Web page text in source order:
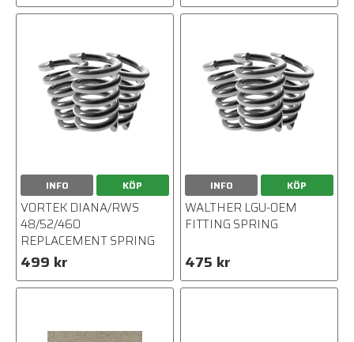
INFO KÖP
VORTEK DIANA/RWS
48/52/460
REPLACEMENT SPRING
499 kr
INFO KÖP
WALTHER LGU-OEM
FITTING SPRING
475 kr